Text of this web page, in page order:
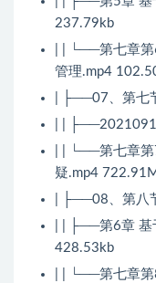
237.79kb
| | └──第七章
管理.mp4
| ├──07、第七
| |
| | └──第七章
疑.mp4
| ├──08、第八
| | ├──第6章 基
428.53kb
| | └──第七章